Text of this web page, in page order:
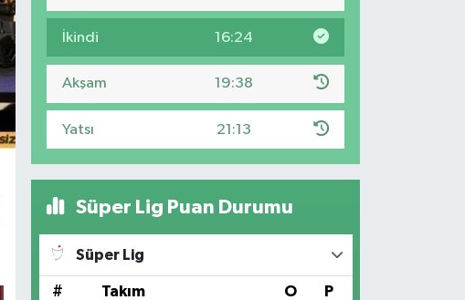
İkindi 16:24
Akşam 19:38
Yatsı 21:13
Süper Lig Puan Durumu
Süper Lig
# Takım O P